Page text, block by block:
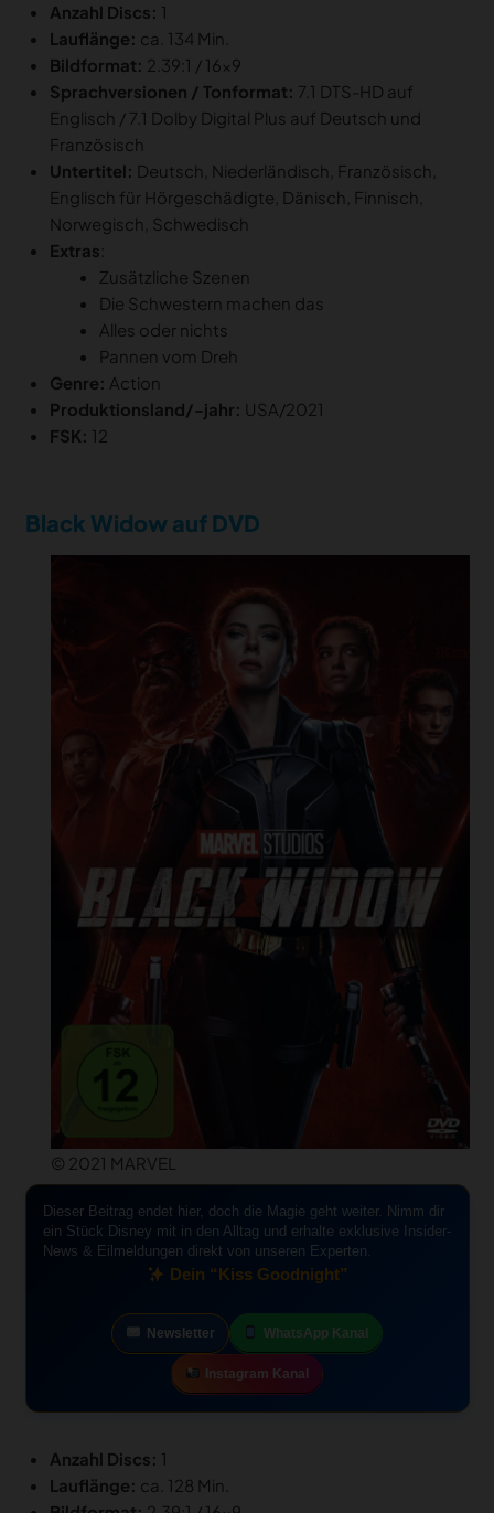
Anzahl Discs: 1
Lauflänge: ca. 134 Min.
Bildformat: 2.39:1 / 16×9
Sprachversionen / Tonformat: 7.1 DTS-HD auf
Englisch / 7.1 Dolby Digital Plus auf Deutsch und
Französisch
Untertitel: Deutsch, Niederländisch, Französisch,
Englisch für Hörgeschädigte, Dänisch, Finnisch,
Norwegisch, Schwedisch
Extras
Zusätzliche Szenen
Die Schwestern machen das
Alles oder nichts
Pannen vom Dreh
Genre: Action
Produktionsland/-jahr: USA/2021
FSK: 12
Black Widow auf DVD
© 2021 MARVEL
Dieser Beitrag endet hier, doch die Magie geht weiter. Nimm dir
ein Stück Disney mit in den Alltag und erhalte exklusive Insider-
News & Eilmeldungen direkt von unseren Experten.
Dein “Kiss Goodnight”
Newsletter WhatsApp Kanal
Instagram Kanal
Anzahl Discs: 1
Lauflänge: ca. 128 Min.